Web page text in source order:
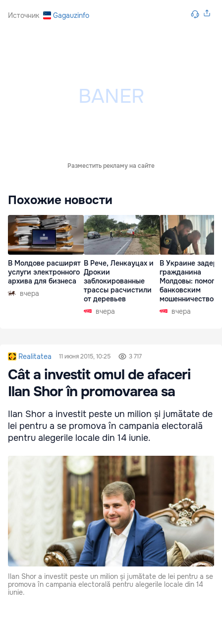
Источник Gagauzinfo
Разместить рекламу на сайте
Похожие новости
В Молдове расширят
услуги электронного
архива для бизнеса
вчера
В Рече, Ленкауцах и
Дрокии
заблокированные
трассы расчистили
от деревьев
вчера
В Украине
гражданина
Молдовы:
банковским
мошенничеством
Чехиивчера
Realitatea 11 июня 2015, 10:25 3 717
Cât a investit omul de afaceri
Ilan Shor în promovarea sa
Ilan Shor a investit peste un milion și jumătate de
lei pentru a se promova în campania electorală
pentru alegerile locale din 14 iunie.
Ilan Shor a investit peste un milion și jumătate de lei pentru a se
promova în campania electorală pentru alegerile locale din 14
iunie.